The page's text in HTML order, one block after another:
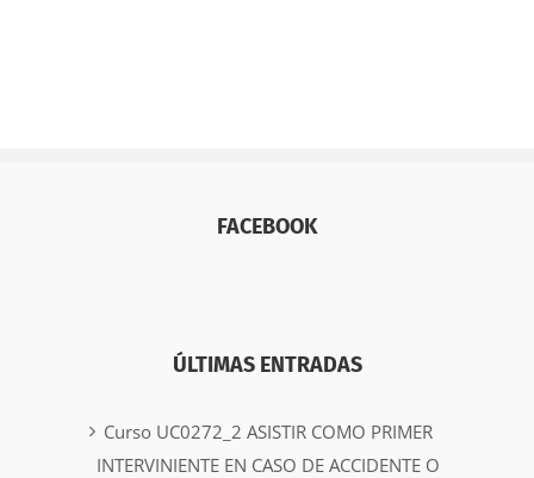
FACEBOOK
ÚLTIMAS ENTRADAS
Curso UC0272_2 ASISTIR COMO PRIMER
INTERVINIENTE EN CASO DE ACCIDENTE O